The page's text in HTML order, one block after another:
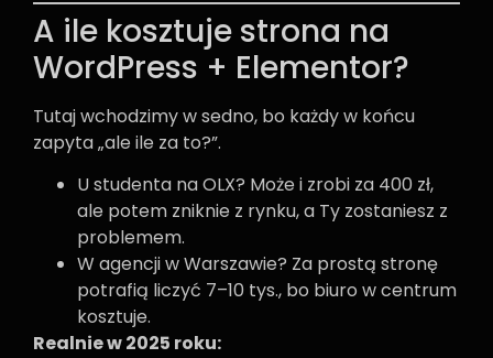
A ile kosztuje strona na
WordPress + Elementor?
Tutaj wchodzimy w sedno, bo każdy w końcu
zapyta „ale ile za to?”.
U studenta na OLX? Może i zrobi za 400 zł,
ale potem zniknie z rynku, a Ty zostaniesz z
problemem.
W agencji w Warszawie? Za prostą stronę
potrafią liczyć 7–10 tys., bo biuro w centrum
kosztuje.
Realnie w 2025 roku: